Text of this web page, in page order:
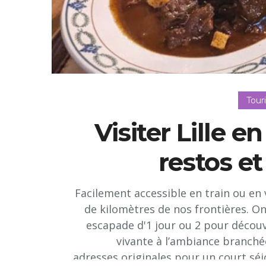
Visiter Lille
restos
Facilement accessible en train ou
de kilomètres de nos frontières.
escapade d'1 jour ou 2 pour
vivante à l’ambiance
adresses originales pour un court